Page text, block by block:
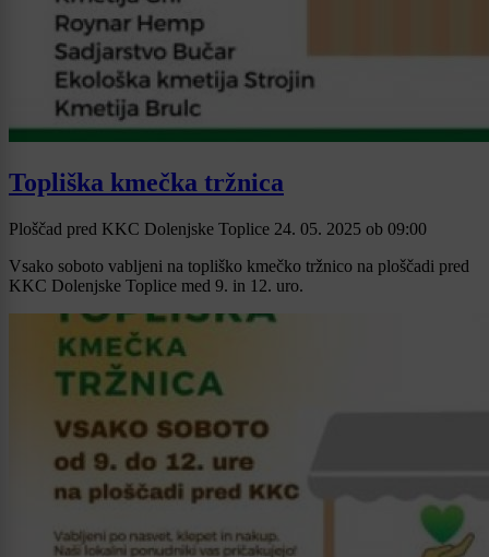
Topliška kmečka tržnica
Ploščad pred KKC Dolenjske Toplice 24. 05. 2025 ob 09:00
Vsako soboto vabljeni na topliško kmečko tržnico na ploščadi pred
KKC Dolenjske Toplice med 9. in 12. uro.